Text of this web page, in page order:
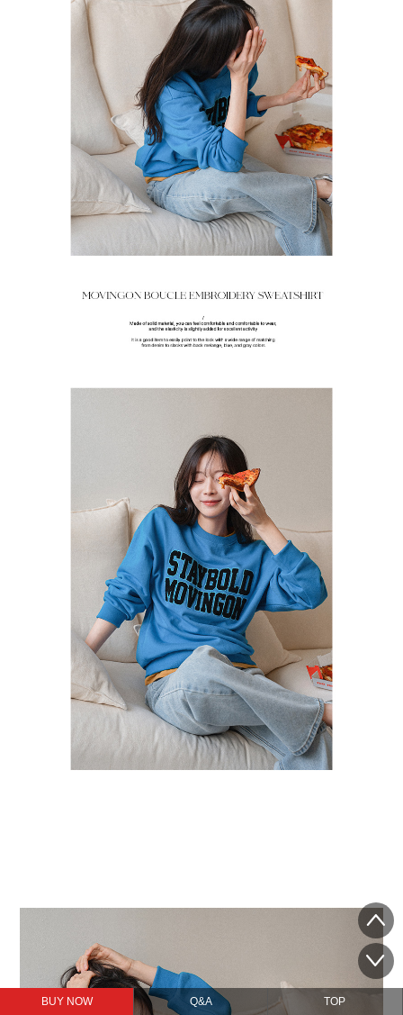
BUY NOW Q&A TOP